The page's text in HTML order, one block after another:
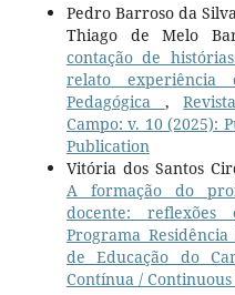
Pedro Barroso da
Thiago de Melo
contação de
relato experiência
Pedagógica ,
Campo: v. 10 (2025):
Publication
Vitória dos Santos
A formação do
docente: reflexões
Programa Residência
de Educação do
Contínua /